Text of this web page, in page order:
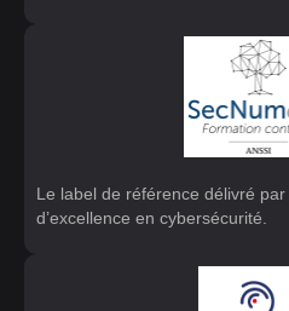
Le label de référence délivré
d’excellence en cybersécurité.